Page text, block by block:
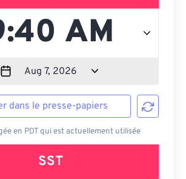
dans le presse-papiers
en PDT qui est actuellement utilisée
SST